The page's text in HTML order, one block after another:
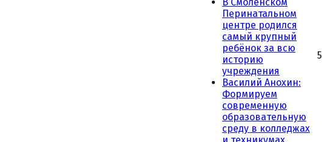
Перинатальном
центре родился
самый крупный
ребёнок за всю
историю
учреждения
Василий Анохин:
Формируем
современную
образовательную
среду в колледжах
5